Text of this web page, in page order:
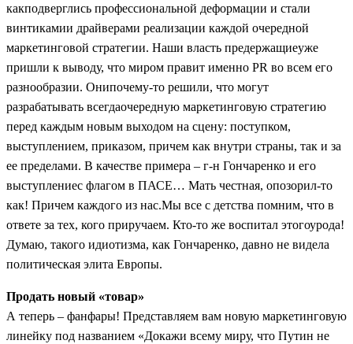
какподверглись профессиональной деформации и стали
винтикамии драйверами реализации каждой очередной
маркетинговой стратегии. Наши власть предержащиеуже
пришли к выводу, что миром правит именно PR во всем его
разнообразии. Онипочему-то решили, что могут
разрабатывать всегдаочередную маркетинговую стратегию
перед каждым новым выходом на сцену: поступком,
выступлением, приказом, причем как внутри страны, так и за
ее пределами. В качестве примера – г-н Гончаренко и его
выступлениес флагом в ПАСЕ… Мать честная, опозорил-то
как! Причем каждого из нас.Мы все с детства помним, что в
ответе за тех, кого приручаем. Кто-то же воспитал этогоурода!
Думаю, такого идиотизма, как Гончаренко, давно не видела
политическая элита Европы.
Продать новый «товар»
А теперь – фанфары! Представляем вам новую маркетинговую
линейку под названием «Докажи всему миру, что Путин не